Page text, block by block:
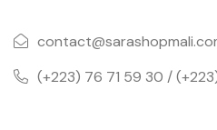
(+223) 76 71 59 30 /